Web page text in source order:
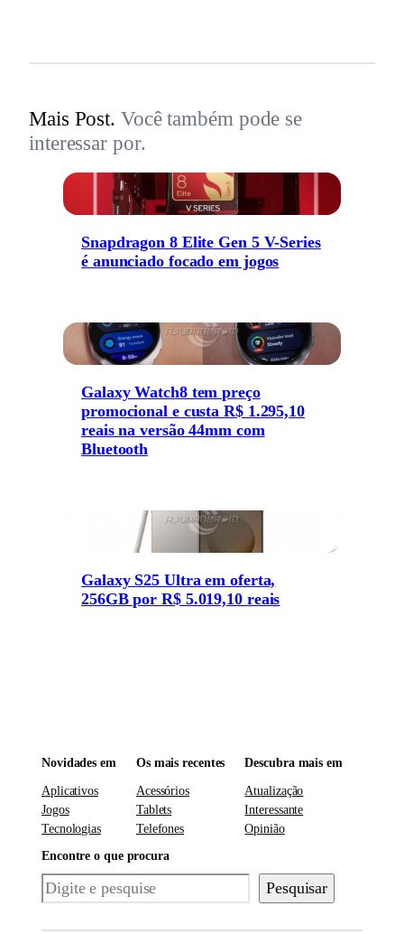
Mais Post. Você também pode se
interessar por.
Snapdragon 8 Elite Gen 5 V-Series
é anunciado focado em jogos
Galaxy Watch8 tem preço
promocional e custa R$ 1.295,10
reais na versão 44mm com
Bluetooth
Galaxy S25 Ultra em oferta,
256GB por R$ 5.019,10 reais
Novidades em
Aplicativos
Jogos
Tecnologias
Os mais recentes
Acessórios
Tablets
Telefones
Descubra mais em
Atualização
Interessante
Opinião
Encontre o que procura
Pesquisar Pesquisar